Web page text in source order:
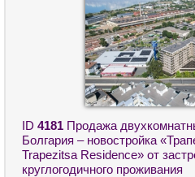
ID 4181 Продажа
Болгария – новостройка
Trapezitsa Residence» от
круглогодичного проживания